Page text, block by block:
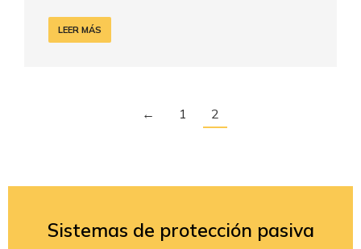
LEER MÁS
← 1 2
Sistemas de protección pasiva